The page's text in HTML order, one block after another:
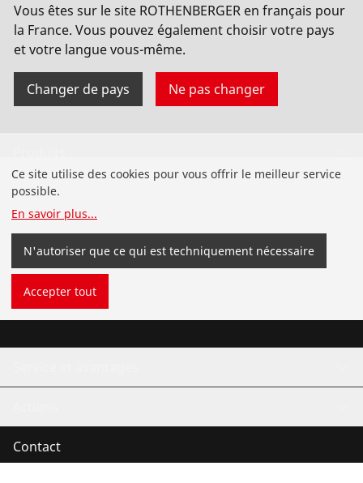
Vous êtes sur le site ROTHENBERGER en français pour
la France. Vous pouvez également choisir votre pays
et votre langue vous-même.
Changer de pays Ne pas changer
Installation
Service et maintenance
Froid et climatisation
Outillage universel
Contact
Ce site utilise des cookies pour vous offrir le meilleur service
possible.
En savoir plus...
N'autoriser que ce qui est techniquement nécessaire
Accepter tout